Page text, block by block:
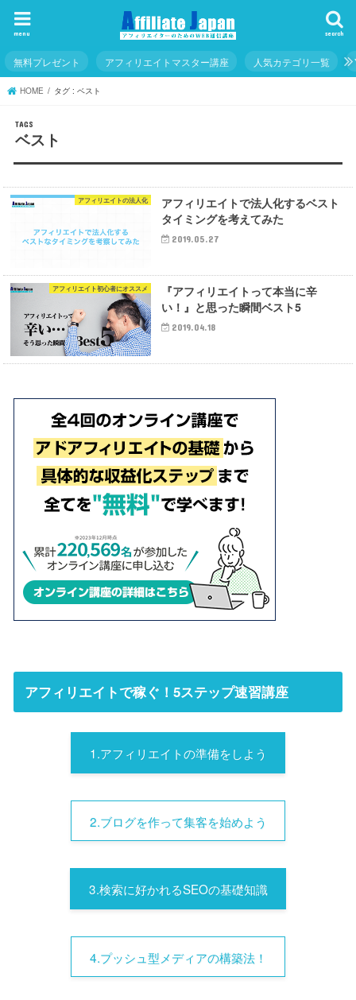
search
menu
無料プレゼント アフィリエイトマスター講座 人気カテゴリ一覧
HOME タグ : ベスト
ベスト
アフィリエイトの法人化
アフィリエイトで法人化するベスト
タイミングを考えてみた
2019.05.27
アフィリエイト初心者にオススメ
『アフィリエイトって本当に辛
い！』と思った瞬間ベスト5
2019.04.18
アフィリエイトで稼ぐ！5ステップ速習講座
1.アフィリエイトの準備をしよう
2.ブログを作って集客を始めよう
3.検索に好かれるSEOの基礎知識
4.プッシュ型メディアの構築法！